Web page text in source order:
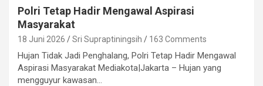
Polri Tetap Hadir Mengawal Aspirasi
Masyarakat
18 Juni 2026 Sri Supraptiningsih 163 Comments
Hujan Tidak Jadi Penghalang, Polri Tetap Hadir Mengawal
Aspirasi Masyarakat Mediakota|Jakarta – Hujan yang
mengguyur kawasan…